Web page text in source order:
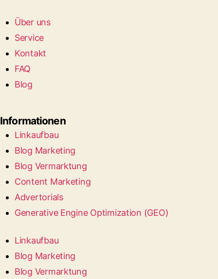
Über uns
Service
Kontakt
FAQ
Blog
Informationen
Linkaufbau
Blog Marketing
Blog Vermarktung
Content Marketing
Advertorials
Generative Engine Optimization (GEO)
Linkaufbau
Blog Marketing
Blog Vermarktung